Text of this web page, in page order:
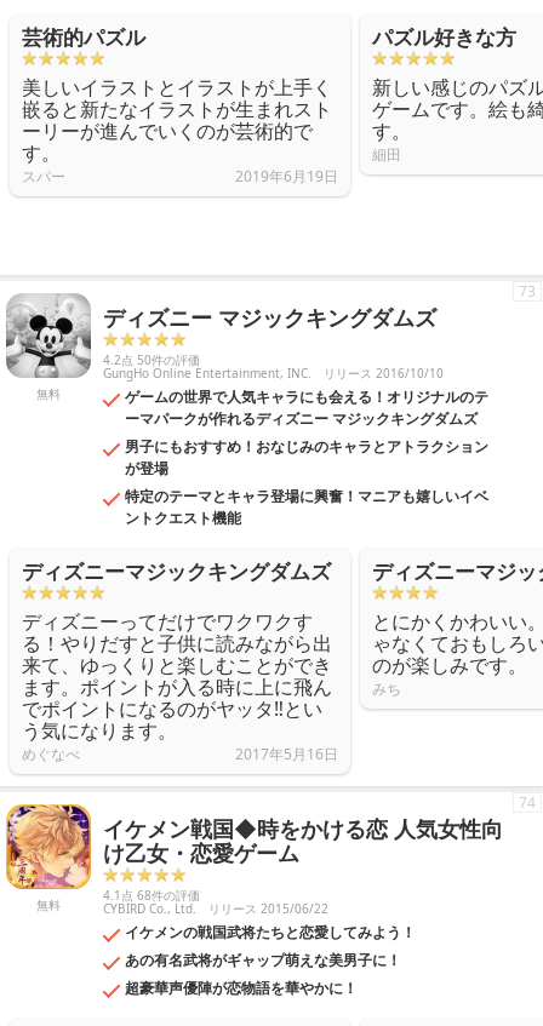
芸術的パズル
美しいイラストとイラストが上手く
嵌ると新たなイラストが生まれスト
ーリーが進んでいくのが芸術的で
す。
スパー 2019年6月19日
パズル好きな方
新しい感じのパズ
ゲームです。絵も
す。
細田
無料
ディズニー マジックキングダムズ
4.2点 50件の評価
GungHo Online Entertainment, INC. リリース 2016/10/10
ゲームの世界で人気キャラにも会える！オリジナルのテ
ーマパークが作れるディズニー マジックキングダムズ
男子にもおすすめ！おなじみのキャラとアトラクション
が登場
特定のテーマとキャラ登場に興奮！マニアも嬉しいイベ
ントクエスト機能
73
ディズニーマジックキングダムズ
ディズニーってだけでワクワクす
る！やりだすと子供に読みながら出
来て、ゆっくりと楽しむことができ
ます。ポイントが入る時に上に飛ん
でポイントになるのがヤッタ‼︎とい
う気になります。
めぐなべ 2017年5月16日
ディズニーマジ
とにかくかわいい
ゃなくておもしろ
のが楽しみです。
みち
無料
イケメン戦国◆時をかける恋 人気女性向
け乙女・恋愛ゲーム
4.1点 68件の評価
CYBIRD Co., Ltd. リリース 2015/06/22
イケメンの戦国武将たちと恋愛してみよう！
あの有名武将がギャップ萌えな美男子に！
超豪華声優陣が恋物語を華やかに！
74